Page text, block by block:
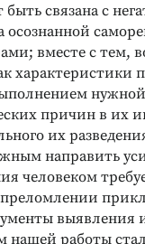
связана с
вместе с тем,
характеристики
причин в их
их
направить
человеком
работы